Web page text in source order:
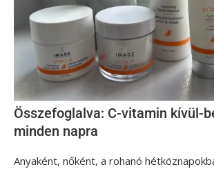
Összefoglalva: C-vitamin kívül-
minden napra
Anyaként, nőként, a rohanó